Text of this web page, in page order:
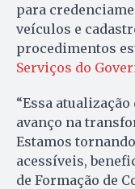
para
veículos e
procedimentos
Serviços do
“Essa
avanço na
Estamos
acessíveis,
de Formação de